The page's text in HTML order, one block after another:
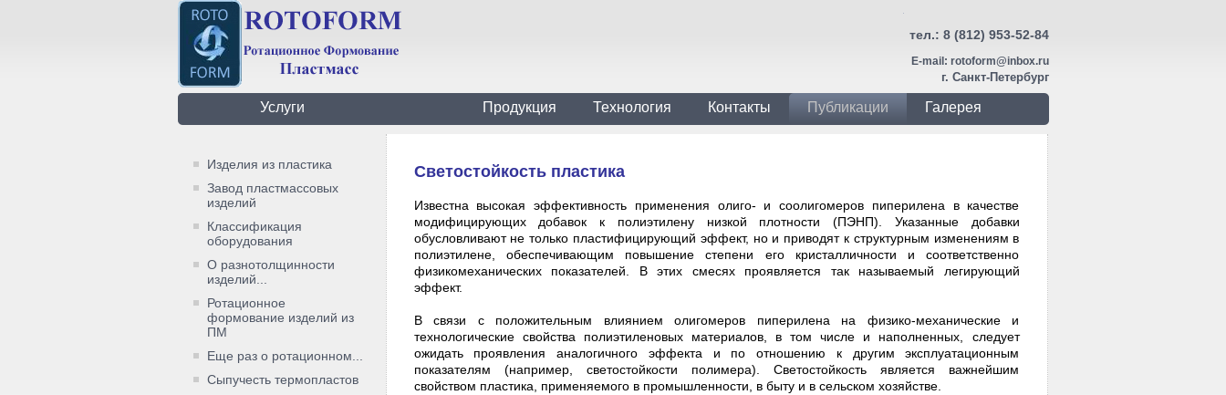
тел.: 8 (812) 953-52-84
E-mail: rotoform@inbox.ru
г. Санкт-Петербург
Услуги Продукция Технология Контакты Публикации Галерея
Изделия из пластика
Завод пластмассовых
изделий
Классификация
оборудования
О разнотолщинности
изделий...
Ротационное
формование изделий из
ПМ
Еще раз о ротационном...
Сыпучесть термопластов
Светостойкость пластика
Известна высокая эффективность применения олиго- и соолигомеров пиперилена в качестве
модифицирующих добавок к полиэтилену низкой плотности (ПЭНП). Указанные добавки
обусловливают не только пластифицирующий эффект, но и приводят к структурным изменениям в
полиэтилене, обеспечивающим повышение степени его кристалличности и соответственно
физикомеханических показателей. В этих смесях проявляется так называемый легирующий
эффект.
В связи с положительным влиянием олигомеров пиперилена на физико-механические и
технологические свойства полиэтиленовых материалов, в том числе и наполненных, следует
ожидать проявления аналогичного эффекта и по отношению к другим эксплуатационным
показателям (например, светостойкости полимера). Светостойкость является важнейшим
свойством пластика, применяемого в промышленности, в быту и в сельском хозяйстве.